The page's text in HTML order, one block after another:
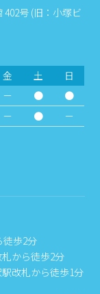
号 (旧：小塚ビ
金 土 日
－ ● ●
－ ●
－
徒歩2分
から徒歩2分
改札から徒歩1分